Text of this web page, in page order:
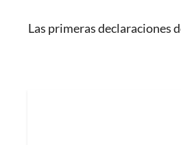
Las primeras declaraciones